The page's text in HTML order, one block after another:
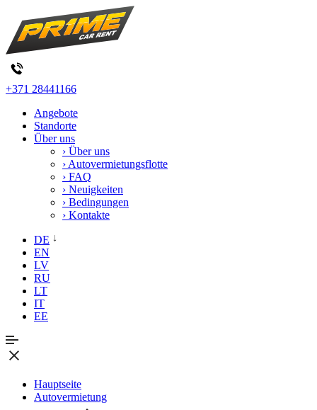
+371 28441166
Angebote
Standorte
Über uns
› Über uns
› Autovermietungsflotte
› FAQ
› Neuigkeiten
› Bedingungen
› Kontakte
DE
EN
LV
RU
LT
IT
EE
Hauptseite
Autovermietung